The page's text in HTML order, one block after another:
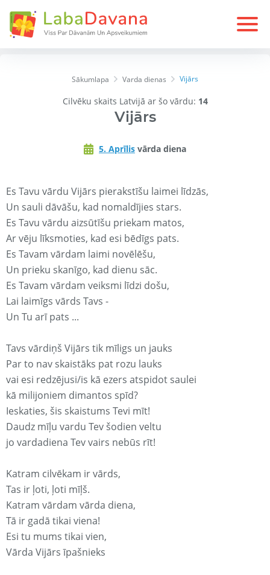
Sākumlapa Varda dienas Vijārs
Cilvēku skaits Latvijā ar šo vārdu: 14
Vijārs
5. Aprīlis vārda diena
Es Tavu vārdu Vijārs pierakstīšu laimei līdzās,
Un sauli dāvāšu, kad nomaldījies stars.
Es Tavu vārdu aizsūtīšu priekam matos,
Ar vēju līksmoties, kad esi bēdīgs pats.
Es Tavam vārdam laimi novēlēšu,
Un prieku skanīgo, kad dienu sāc.
Es Tavam vārdam veiksmi līdzi došu,
Lai laimīgs vārds Tavs -
Un Tu arī pats ...
Tavs vārdiņš Vijārs tik mīligs un jauks
Par to nav skaistāks pat rozu lauks
vai esi redzējusi/is kā ezers atspidot saulei
kā milijoniem dimantos spīd?
Ieskaties, šis skaistums Tevi mīt!
Daudz mīļu vardu Tev šodien veltu
jo vardadiena Tev vairs nebūs rīt!
Katram cilvēkam ir vārds,
Tas ir ļoti, ļoti mīļš.
Katram vārdam vārda diena,
Tā ir gadā tikai viena!
Esi tu mums tikai vien,
Vārda Vijārs īpašnieks